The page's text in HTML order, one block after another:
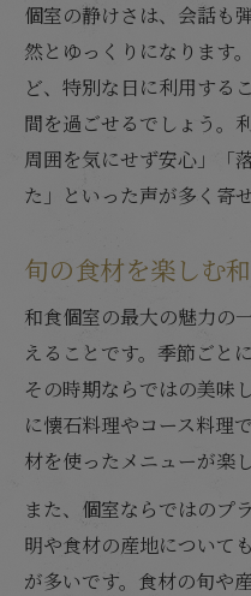
個室利用で和
する方法
和食個室で実
術
和食と個室が奏で
個室で和食を
和食個室が導
し方
和食個室利用
新しい食習慣は
個室の静けさは、会話も
然とゆっくりになります
ど、特別な日に利用する
間を過ごせるでしょう。
周囲を気にせず安心」「
た」といった声が多く寄
旬の食材を楽しむ
和食個室の最大の魅力の
えることです。季節ごと
その時期ならではの美味
に懐石料理やコース料理
材を使ったメニューが楽し
また、個室ならではのプ
明や食材の産地について
が多いです。食材の旬や